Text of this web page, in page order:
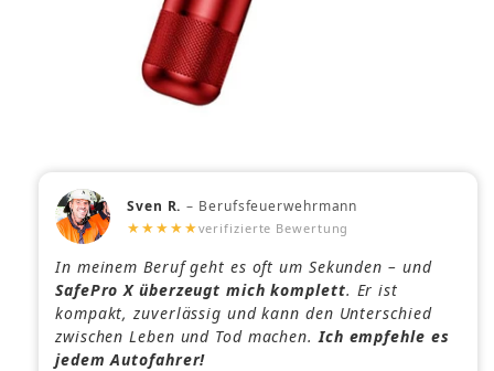
Sven R. – Berufsfeuerwehrmann
★★★★★verifizierte Bewertung
In meinem Beruf geht es oft um Sekunden – und
SafePro X überzeugt mich komplett. Er ist
kompakt, zuverlässig und kann den Unterschied
zwischen Leben und Tod machen.Ich empfehle es
jedem Autofahrer!